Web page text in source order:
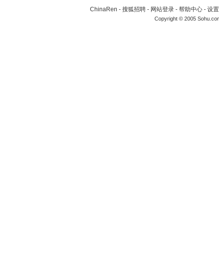
ChinaRen - 搜狐招聘 - 网站登录 - 帮助中心 - 设
Copyright © 2005